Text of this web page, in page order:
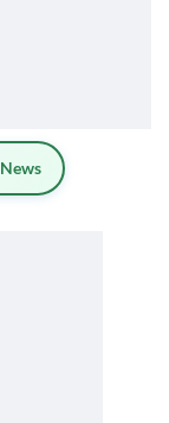
News